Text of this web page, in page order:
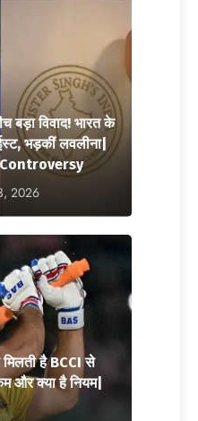
बड़ा विवाद! भारत के
भड़कीं लवलीना|
2026
मिलती है BCCI से
और क्या है नियम|